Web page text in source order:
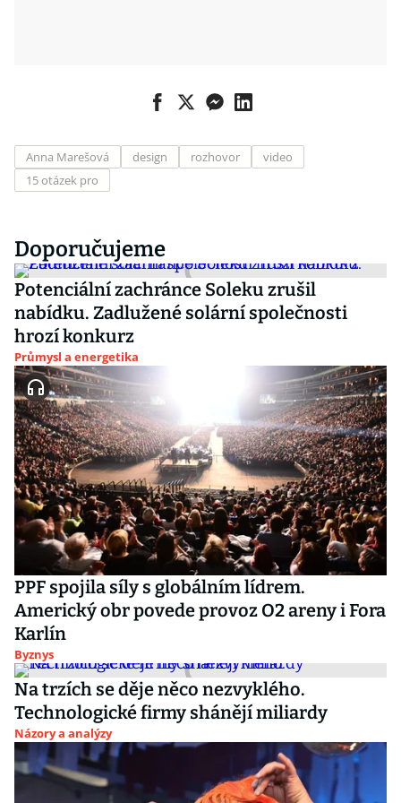
Anna Marešová design rozhovor
video
15 otázek pro
Doporučujeme
Potenciální zachránce Soleku zrušil
nabídku. Zadlužené solární společnosti
hrozí konkurz
Průmysl a energetika
PPF spojila síly s globálním lídrem.
Americký obr povede provoz O2 areny i Fora
Karlín
Byznys
Na trzích se děje něco nezvyklého.
Technologické firmy shánějí miliardy
Názory a analýzy